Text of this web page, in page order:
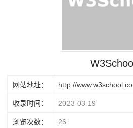
W3School
网站地址： http://
收录时间： 2023-03-19
浏览次数： 26